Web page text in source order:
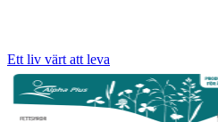
Ett liv värt att leva